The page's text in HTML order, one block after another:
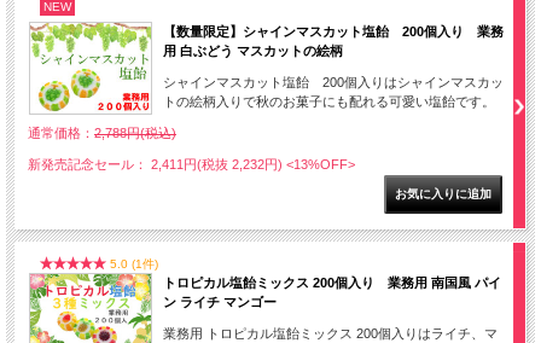
NEW
【数量限定】シャインマスカット塩飴 200個入り 業務
用 白ぶどう マスカットの絵柄
シャインマスカット塩飴 200個入りはシャインマスカッ
トの絵柄入りで秋のお菓子にも配れる可愛い塩飴です。
通常価格： 2,788円(税込)
新発売記念セール： 2,411円(税抜 2,232円) <13%OFF>
5.0 (1件)
トロピカル塩飴ミックス 200個入り 業務用 南国風 パイ
ン ライチ マンゴー
業務用 トロピカル塩飴ミックス 200個入りはライチ、マ